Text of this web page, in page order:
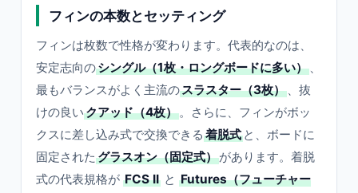
フィンの本数とセッティング
フィンは枚数で性格が変わります。代表的なのは、
安定志向のシングル（1枚・ロングボードに多い） 、
最もバランスがよく主流のスラスター（3枚） 、抜
けの良いクアッド（4枚）。さらに、フィンがボッ
クスに差し込み式で交換できる 着脱式 と、ボードに
固定された グラスオン（固定式）があります。着脱
式の代表規格が FCS II と Futures（フューチャー